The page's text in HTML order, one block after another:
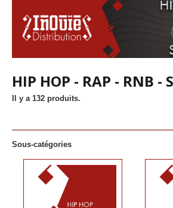
HIP HOP - RAP - RNB -
Il y a 132 produits.
Sous-catégories